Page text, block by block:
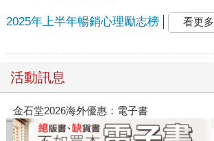
2025年上半年暢銷心理勵志榜 看更多
活動訊息
春光ｘ奇幻基地｜全書系展